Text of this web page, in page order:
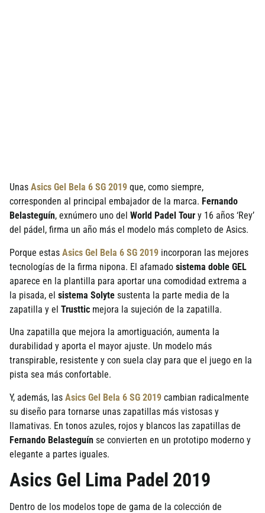
Unas Asics Gel Bela 6 SG 2019 que, como siempre,
corresponden al principal embajador de la marca. Fernando
Belasteguín, exnúmero uno del World Padel Tour y 16 años ‘Rey’
del pádel, firma un año más el modelo más completo de Asics.
Porque estas Asics Gel Bela 6 SG 2019 incorporan las mejores
tecnologías de la firma nipona. El afamado sistema doble GEL
aparece en la plantilla para aportar una comodidad extrema a
la pisada, el sistema Solyte sustenta la parte media de la
zapatilla y el Trusttic mejora la sujeción de la zapatilla.
Una zapatilla que mejora la amortiguación, aumenta la
durabilidad y aporta el mayor ajuste. Un modelo más
transpirable, resistente y con suela clay para que el juego en la
pista sea más confortable.
Y, además, las Asics Gel Bela 6 SG 2019 cambian radicalmente
su diseño para tornarse unas zapatillas más vistosas y
llamativas. En tonos azules, rojos y blancos las zapatillas de
Fernando Belasteguín se convierten en un prototipo moderno y
elegante a partes iguales.
Asics Gel Lima Padel 2019
Dentro de los modelos tope de gama de la colección de